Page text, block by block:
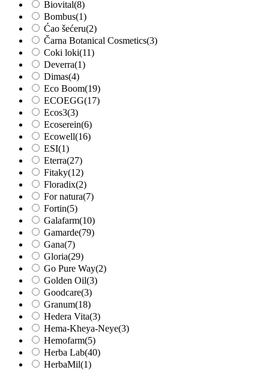
Biovital(8)
Bombus(1)
Ćao šećeru(2)
Čarna Botanical Cosmetics(3)
Coki loki(11)
Deverra(1)
Dimas(4)
Eco Boom(19)
ECOEGG(17)
Ecos3(3)
Ecoserein(6)
Ecowell(16)
ESI(1)
Eterra(27)
Fitaky(12)
Floradix(2)
For natura(7)
Fortin(5)
Galafarm(10)
Gamarde(79)
Gana(7)
Gloria(29)
Go Pure Way(2)
Golden Oil(3)
Goodcare(3)
Granum(18)
Hedera Vita(3)
Hema-Kheya-Neye(3)
Hemofarm(5)
Herba Lab(40)
HerbaMil(1)